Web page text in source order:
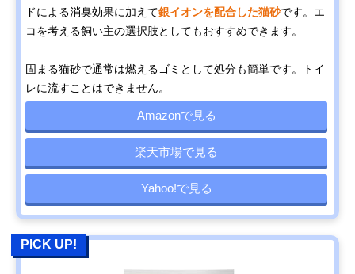
ドによる消臭効果に加えて銀イオンを配合した猫砂です。エ
コを考える飼い主の選択肢としてもおすすめできます。
固まる猫砂で通常は燃えるゴミとして処分も簡単です。トイ
レに流すことはできません。
Amazonで見る
楽天市場で見る
Yahoo!で見る
PICK UP!